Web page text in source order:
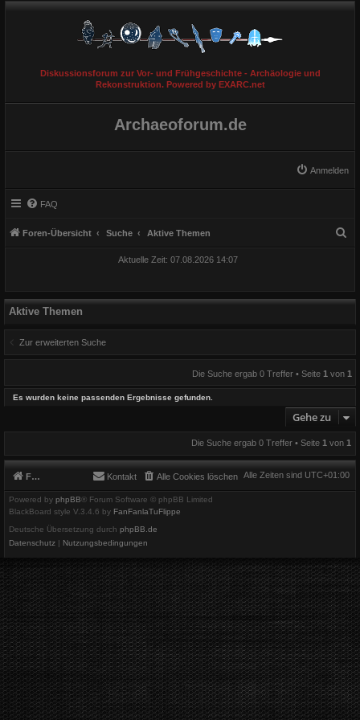
Diskussionsforum zur Vor- und Frühgeschichte - Archäologie und
Rekonstruktion. Powered by EXARC.net
Archaeoforum.de
Anmelden
FAQ
Foren-Übersicht Suche Aktive Themen
Aktuelle Zeit: 07.08.2026 14:07
Aktive Themen
Zur erweiterten Suche
Die Suche ergab 0 Treffer • Seite 1 von 1
Es wurden keine passenden Ergebnisse gefunden.
Gehe zu
Die Suche ergab 0 Treffer • Seite 1 von 1
Foren-Übersicht Alle Zeiten sind UTC+01:00
Alle Cookies löschen
Kontakt
Powered by phpBB® Forum Software © phpBB Limited
BlackBoard style V.3.4.6 by FanFanlaTuFlippe
Deutsche Übersetzung durch phpBB.de
Datenschutz
Nutzungsbedingungen